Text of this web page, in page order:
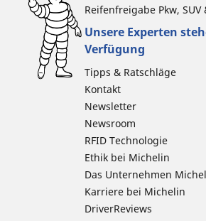
Reifenfreigabe Pkw, SUV
Unsere Experten
Verfügung
Tipps & Ratschläge
Kontakt
Newsletter
Newsroom
RFID Technologie
Ethik bei Michelin
Das Unternehmen
Karriere bei Michelin
DriverReviews